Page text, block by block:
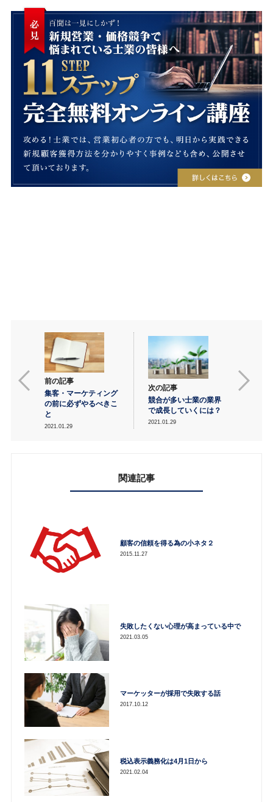
前の記事
集客・マーケティング
の前に必ずやるべきこ
と
2021.01.29
次の記事
競合が多い士業の業界
で成長していくには？
2021.01.29
関連記事
顧客の信頼を得る為の小ネタ２
2015.11.27
失敗したくない心理が高まっている中で
2021.03.05
マーケッターが採用で失敗する話
2017.10.12
税込表示義務化は4月1日から
2021.02.04